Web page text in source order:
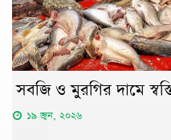
সবজি ও মুরগির দামে
১৯ জুন, ২০২৬